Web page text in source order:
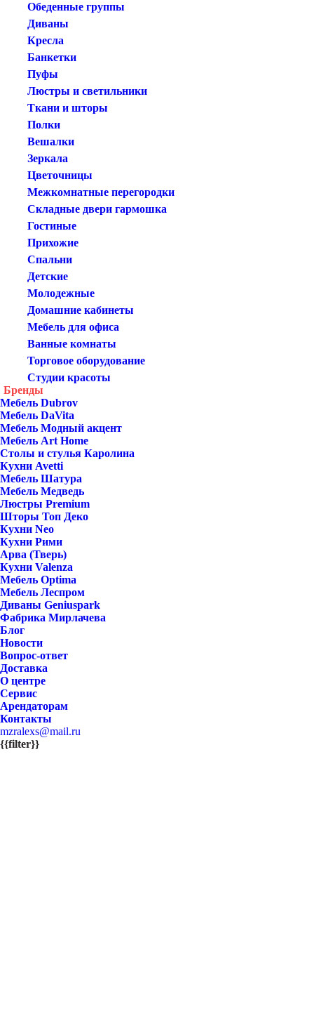
Обеденные группы
Диваны
Кресла
Банкетки
Пуфы
Люстры и светильники
Ткани и шторы
Полки
Вешалки
Зеркала
Цветочницы
Межкомнатные перегородки
Складные двери гармошка
Гостиные
Прихожие
Спальни
Детские
Молодежные
Домашние кабинеты
Мебель для офиса
Ванные комнаты
Торговое оборудование
Студии красоты
Бренды
Мебель Dubrov
Мебель DaVita
Мебель Модный акцент
Мебель Art Home
Столы и стулья Каролина
Кухни Avetti
Мебель Шатура
Мебель Медведь
Люстры Premium
Шторы Топ Деко
Кухни Neo
Кухни Рими
Арва (Тверь)
Кухни Valenza
Мебель Optima
Мебель Леспром
Диваны Geniuspark
Фабрика Мирлачева
Блог
Новости
Вопрос-ответ
Доставка
О центре
Сервис
Арендаторам
Контакты
mzralexs@mail.ru
{{filter}}